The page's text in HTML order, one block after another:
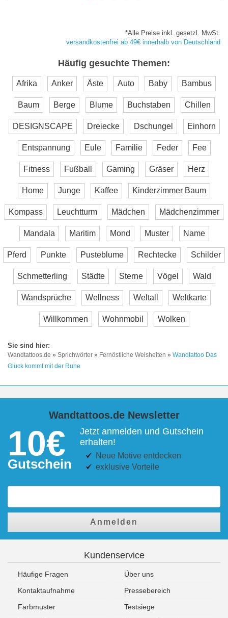
*Alle Preise inkl. gesetzl. MwSt.
versandkostenfrei ab 49€ innerhalb von Deutschland
Häufig gesuchte Themen:
Afrika Anker Äste Auto Baby Bambus
Baum Berge Blume Buchstaben Chillen
DESIGNSCAPE Dreiecke Dschungel Einhorn
Entspannung Eule Familie Feder Fee
Fitness Fußball Gaming Gräser Herz
Home Junge Kaffee Kinderzimmer Baum
Kompass Leuchtturm Mädchen Mädchenzimmer
Mandala Maritim Mond Muster Name
Pferd Punkte Pusteblume Rechtecke Schilder
Schmetterling Städte Sterne Vögel Wald
Wandsprüche Wellness Weltall Weltkarte
Willkommen Wohnmobil Wolken
Wandtattoos.de » Sprichwörter » Fernöstliche Weisheiten » Wandtattoo Das
Glück kommt mit der Ruhe
Wandtattoos.de Newsletter
10€
Gutschein
Jetzt anmelden und Gutschein
erhalten!
Neue Motive entdecken
exklusive Vorteile
Anmelden
Kundenservice
Häufige Fragen
Über uns
Kontaktaufnahme
Pressebereich
Farbmuster
Testsiege